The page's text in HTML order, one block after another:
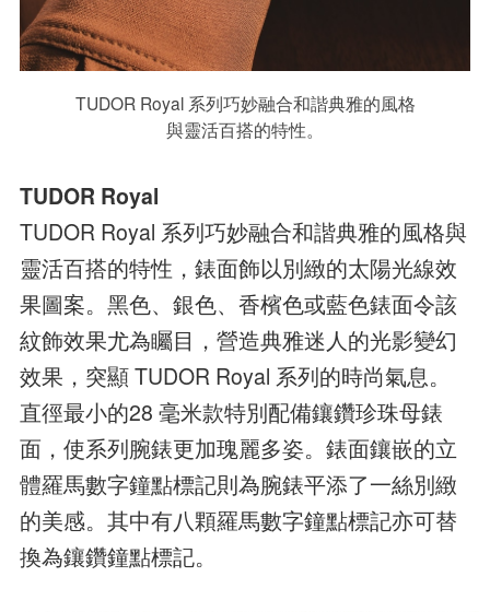
TUDOR Royal 系列巧妙融合和諧典雅的風格
與靈活百搭的特性。
TUDOR Royal
TUDOR Royal 系列巧妙融合和諧典雅的風格與
靈活百搭的特性，錶面飾以別緻的太陽光線效
果圖案。黑色、銀色、香檳色或藍色錶面令該
紋飾效果尤為矚目，營造典雅迷人的光影變幻
效果，突顯 TUDOR Royal 系列的時尚氣息。
直徑最小的28 毫米款特別配備鑲鑽珍珠母錶
面，使系列腕錶更加瑰麗多姿。錶面鑲嵌的立
體羅馬數字鐘點標記則為腕錶平添了一絲別緻
的美感。其中有八顆羅馬數字鐘點標記亦可替
換為鑲鑽鐘點標記。